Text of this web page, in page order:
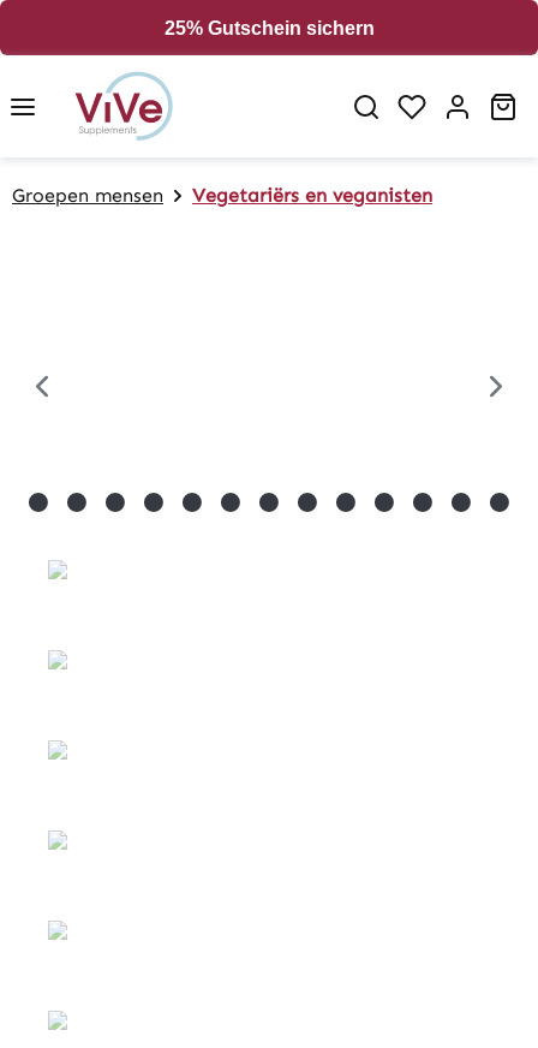
25% Gutschein sichern
Groepen mensen Vegetariërs en veganisten